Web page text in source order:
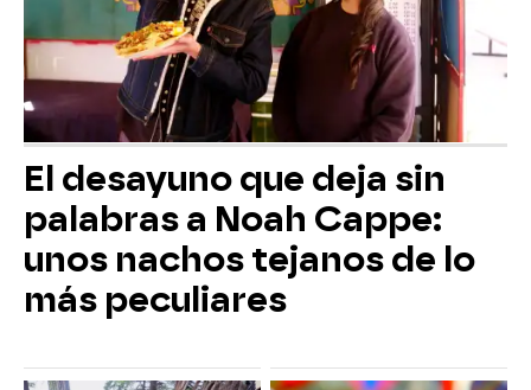
El desayuno que deja sin
palabras a Noah Cappe:
unos nachos tejanos de lo
más peculiares